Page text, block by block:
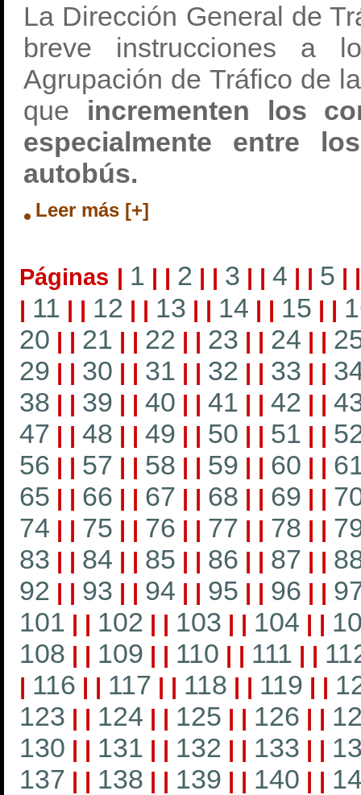
La Dirección General de
breve instrucciones a
Agrupación de Tráfico de
que incrementen los
especialmente entre
autobús.
Leer más [+]
Páginas | 1 | | 2 | | 3 | | 4 | | 5 |
| 11 | | 12 | | 13 | | 14 | | 15 | |
20 | | 21 | | 22 | | 23 | | 24 | |
29 | | 30 | | 31 | | 32 | | 33 | |
38 | | 39 | | 40 | | 41 | | 42 | |
47 | | 48 | | 49 | | 50 | | 51 | |
56 | | 57 | | 58 | | 59 | | 60 | |
65 | | 66 | | 67 | | 68 | | 69 | |
74 | | 75 | | 76 | | 77 | | 78 | |
83 | | 84 | | 85 | | 86 | | 87 | |
92 | | 93 | | 94 | | 95 | | 96 | |
101 | | 102 | | 103 | | 104 | |
108 | | 109 | | 110 | | 111 | |
| 116 | | 117 | | 118 | | 119 | |
123 | | 124 | | 125 | | 126 | |
130 | | 131 | | 132 | | 133 | |
137 | | 138 | | 139 | | 140 | |